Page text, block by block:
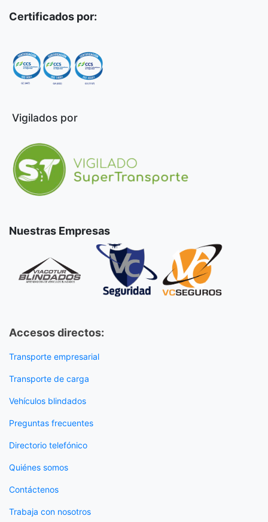
Certificados por:
Vigilados por
Nuestras Empresas
Accesos directos:
Transporte empresarial
Transporte de carga
Vehículos blindados
Preguntas frecuentes
Directorio telefónico
Quiénes somos
Contáctenos
Trabaja con nosotros